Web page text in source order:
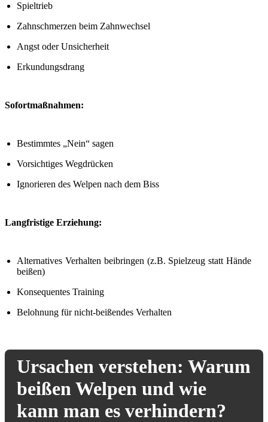
Spieltrieb
Zahnschmerzen beim Zahnwechsel
Angst oder Unsicherheit
Erkundungsdrang
Sofortmaßnahmen:
Bestimmtes „Nein“ sagen
Vorsichtiges Wegdrücken
Ignorieren des Welpen nach dem Biss
Langfristige Erziehung:
Alternatives Verhalten beibringen (z.B. Spielzeug statt Hände
beißen)
Konsequentes Training
Belohnung für nicht-beißendes Verhalten
Ursachen verstehen: Warum
beißen Welpen und wie
kann man es verhindern?